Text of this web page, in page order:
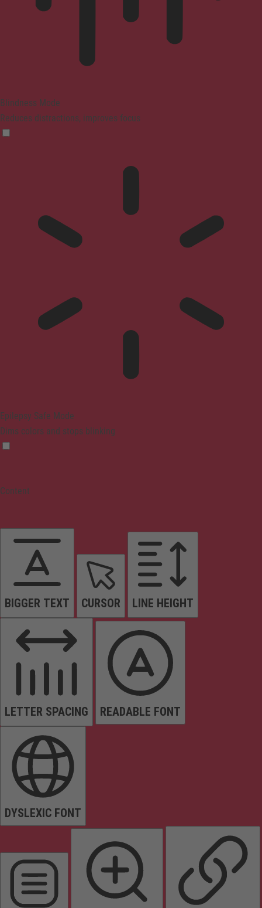
Blindness Mode
Reduces distractions, improves focus
Epilepsy Safe Mode
Dims colors and stops blinking
Content
BIGGER TEXT CURSOR LINE HEIGHT
LETTER SPACING READABLE FONT
DYSLEXIC FONT